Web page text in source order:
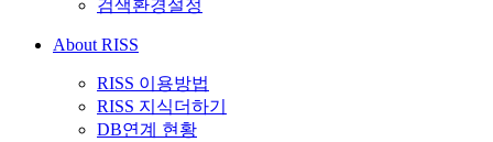
검색환경설정
About RISS
RISS 이용방법
RISS 지식더하기
DB연계 현황